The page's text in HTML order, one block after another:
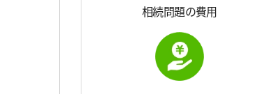
相続問題の費用